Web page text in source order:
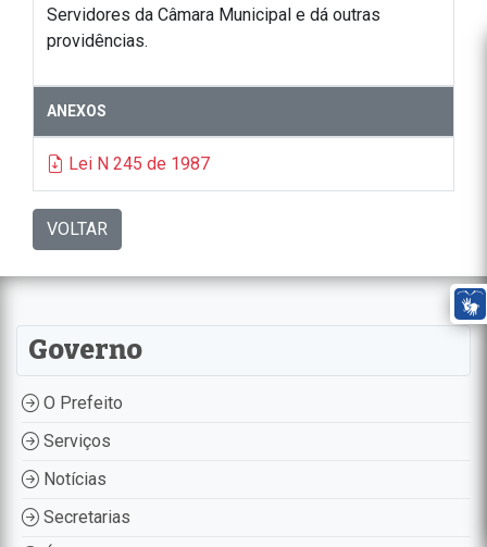
Servidores da Câmara Municipal e dá outras
providências.
ANEXOS
Lei N 245 de 1987
VOLTAR
Governo
O Prefeito
Serviços
Notícias
Secretarias